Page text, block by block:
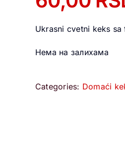
Ukrasni cvetni keks
Нема на залихама
Categories: Domaći